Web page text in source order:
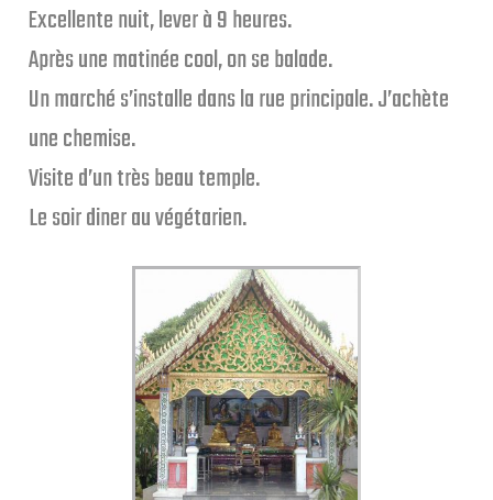
Excellente nuit, lever à 9 heures.
Après une matinée cool, on se balade.
Un marché s’installe dans la rue principale. J’achète
une chemise.
Visite d’un très beau temple.
Le soir diner au végétarien.